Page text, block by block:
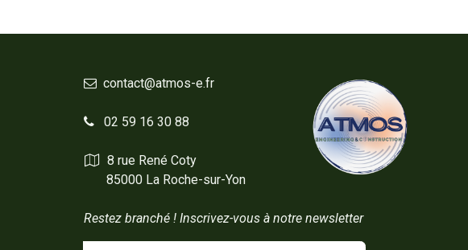
contact@atmos-e.fr
02 59 16 30 88
8 rue René Coty
85000 La Roche-sur-Yon
Restez branché ! Inscrivez-vous à notre newsletter